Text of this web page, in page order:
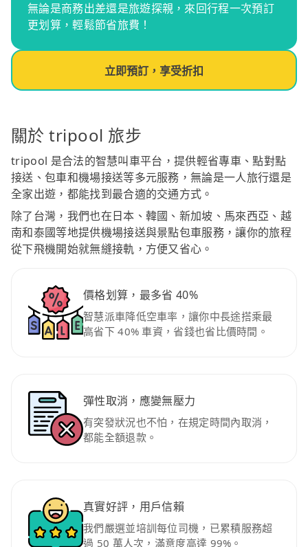
無論是商務出差還是旅遊探親，來回行程一次預訂
更划算，輕鬆節省旅費！
立即預訂，享受折扣
關於 tripool 旅步
tripool 是合法的智慧叫車平台，提供輕省專車、點對點
接送、包車和機場接送等多元服務，無論是一人旅行還是
全家出遊，都能找到最合適的交通方式。
除了台灣，我們也在日本、韓國、新加坡、馬來西亞、越
南和泰國等地提供機場接送與景點包車服務，讓你的旅程
從下飛機開始就無縫接軌，方便又省心。
價格划算，最多省 40%
智慧派車降低空車率，讓你中長途搭乘最
高省下 40% 車資，省錢也省比價時間。
彈性取消，應變無壓力
有突發狀況也不怕，在規定時間內取消，
都能全額退款。
真實好評，用戶信賴
我們嚴選並培訓每位司機，已累積服務超
過 50 萬人次，滿意度高達 99%。